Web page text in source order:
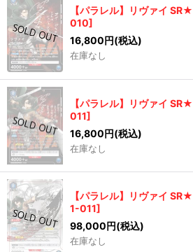
【パラレル】リヴァイ
010]
16,800円(税込)
在庫なし
【パラレル】リヴァイ
011]
16,800円(税込)
在庫なし
【パラレル】リヴァイ
1-011]
98,000円(税込)
在庫なし